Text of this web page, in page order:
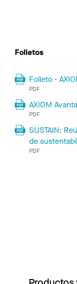
Folletos
Folleto -
PDF
AXIOM
PDF
SUSTAIN:
de
PDF